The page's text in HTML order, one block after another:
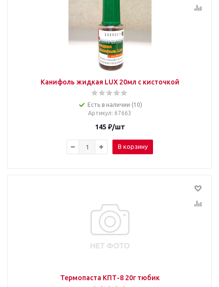
Канифоль жидкая LUX 20мл с кисточкой
Есть в наличии (10)
Артикул: 67663
145 ₽/шт
В корзину
Термопаста КПТ-8 20г тюбик